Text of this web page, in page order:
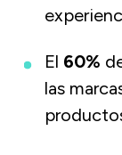
El 60%
las